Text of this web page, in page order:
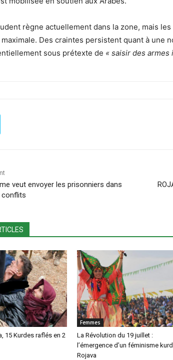
règne actuellement dans la zone, mais
maximale. Des craintes persistent quant à une
sous prétexte de « saisir des armes
veut envoyer les prisonniers dans
conflits
15 Kurdes raflés en 2
Femmes
La Révolution du 19 juillet :
l’émergence d’un féminisme
Rojava